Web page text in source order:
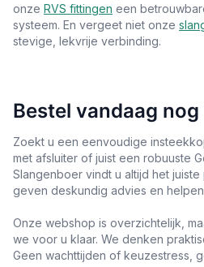
onze RVS fittingen een
systeem. En vergeet niet onze
stevige, lekvrije verbinding.
Bestel vandaag
Zoekt u een eenvoudige
met afsluiter of juist een robuuste
Slangenboer vindt u altijd het juiste
geven deskundig advies en
Onze webshop is overzichtelijk,
we voor u klaar. We denken
Geen wachttijden of keuzestress,